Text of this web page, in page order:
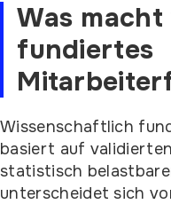
Was
fundiertes
Wissenschaftlich
basiert auf
statistisch
unterscheidet sich